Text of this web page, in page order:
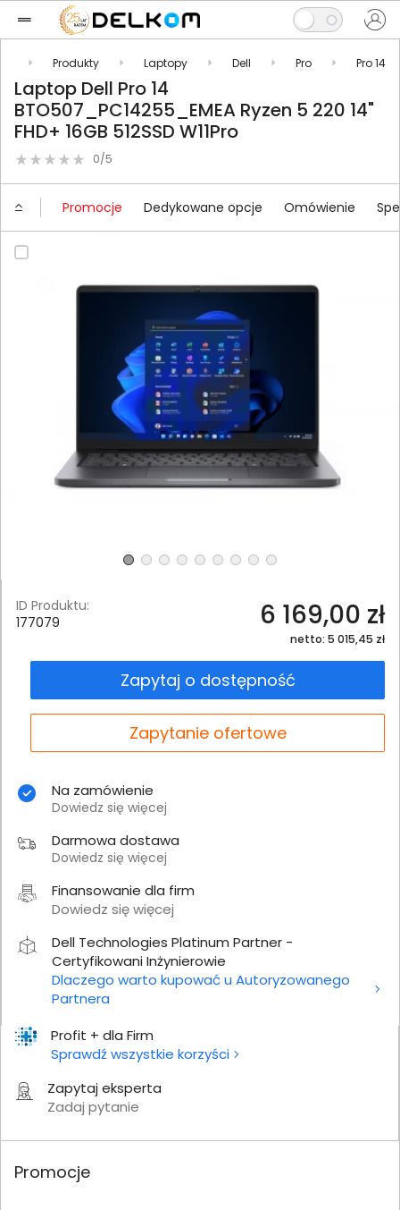
Produkty Laptopy Dell Pro Pro 14
Laptop Dell Pro 14
BTO507_PC14255_EMEA Ryzen 5 220 14"
FHD+ 16GB 512SSD W11Pro
0/5
Promocje Dedykowane opcje Omówienie
Profit + dla Firm
Sprawdź wszystkie korzyści
Zapytaj eksperta
Zadaj pytanie
ID Produktu:
177079
6 169,00 zł
netto: 5 015,45 zł
Zapytaj o dostępność
Zapytanie ofertowe
Na zamówienie
Dowiedz się więcej
Darmowa dostawa
Dowiedz się więcej
Finansowanie dla firm
Dowiedz się więcej
Dell Technologies Platinum Partner -
Certyfikowani Inżynierowie
Dlaczego warto kupować u Autoryzowanego
Partnera
Promocje